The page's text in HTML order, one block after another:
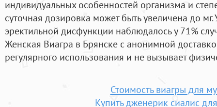
индивидуальных особенностей организма и
суточная дозировка может быть увеличена до
эректильной дисфункции наблюдалось у 71%
Женская Виагра в Брянске с анонимной
регулярного использования и не вызывает
Стоимость виагры для
Купить дженерик сиалис